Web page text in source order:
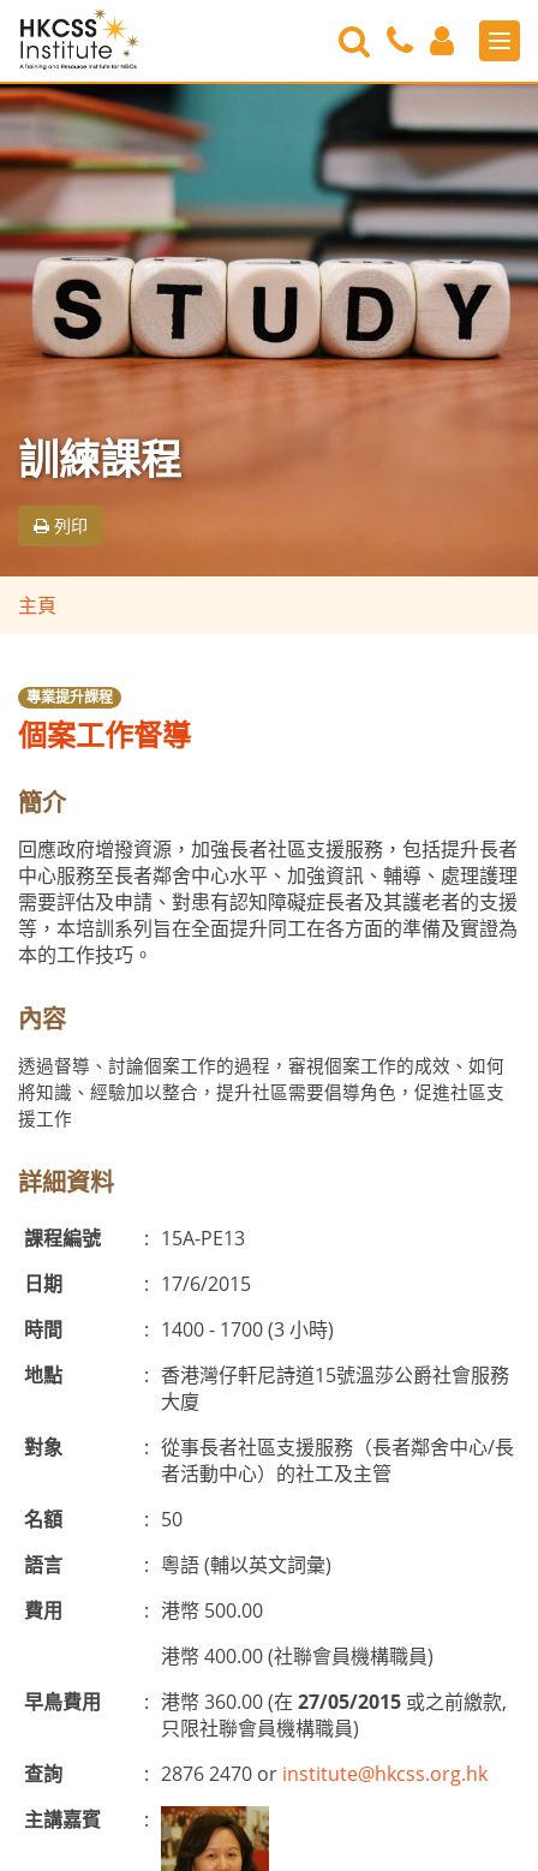
HKCSS
Institute
Search
Contact
Us
Login
訓練課程
列印
主頁
專業提升課程
個案工作督導
簡介
回應政府增撥資源，加強長者社區支援服務，包括提升長者
中心服務至長者鄰舍中心水平、加強資訊、輔導、處理護理
需要評估及申請、對患有認知障礙症長者及其護老者的支援
等，本培訓系列旨在全面提升同工在各方面的準備及實證為
本的工作技巧。
內容
透過督導、討論個案工作的過程，審視個案工作的成效、如何
將知識、經驗加以整合，提升社區需要倡導角色，促進社區支
援工作
詳細資料
課程編號 : 15A-PE13
日期
: 17/6/2015
時間
: 1400 - 1700 (3 小時)
地點
: 香港灣仔軒尼詩道15號溫莎公爵社會服務
大廈
對象
: 從事長者社區支援服務（長者鄰舍中心/長
者活動中心）的社工及主管
名額
: 50
語言
: 粵語 (輔以英文詞彙)
費用
: 港幣 500.00
港幣 400.00 (社聯會員機構職員)
早鳥費用
: 港幣 360.00 (在 27/05/2015 或之前繳款,
只限社聯會員機構職員)
查詢
: 2876 2470 or institute@hkcss.org.hk
主講嘉賓
: